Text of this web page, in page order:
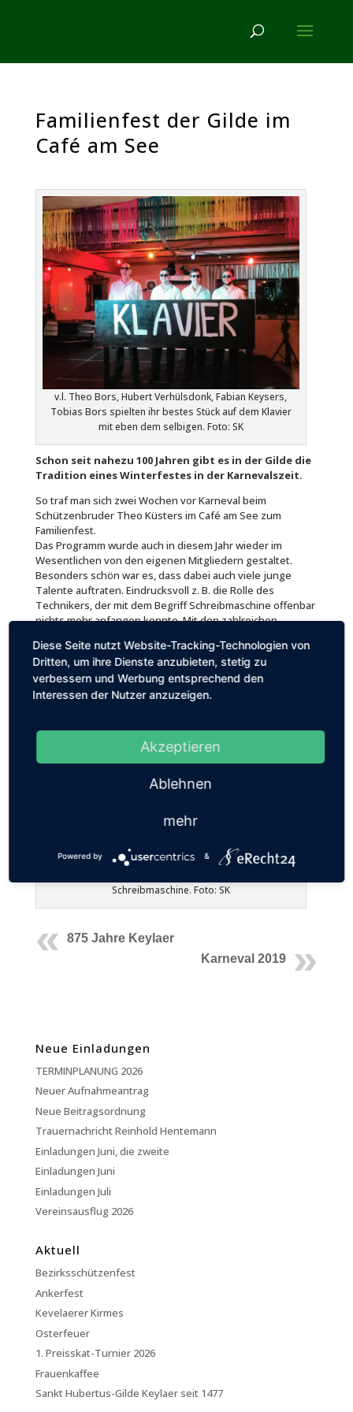
Familienfest der Gilde im
Café am See
v.l. Theo Bors, Hubert Verhülsdonk, Fabian Keysers,
Tobias Bors spielten ihr bestes Stück auf dem Klavier
mit eben dem selbigen. Foto: SK
Schon seit nahezu 100 Jahren gibt es in der Gilde die
Tradition eines Winterfestes in der Karnevalszeit.
So traf man sich zwei Wochen vor Karneval beim
Schützenbruder Theo Küsters im Café am See zum
Familienfest.
Das Programm wurde auch in diesem Jahr wieder im
Wesentlichen von den eigenen Mitgliedern gestaltet.
Besonders schön war es, dass dabei auch viele junge
Talente auftraten. Ein­drucksvoll z. B. die Rolle des
Technikers, der mit dem Begriff Schreibmaschine offenbar
nichts mehr anfangen konnte. Mit den zahlreichen
Louis Hiep mit seiner Mutter Stephanie mit einem
Schreibmaschine. Foto: SK
875 Jahre Keylaer
Karneval 2019
Neue Einladungen
TERMINPLANUNG 2026
Neuer Aufnahmeantrag
Neue Beitragsordnung
Trauernachricht Reinhold Hentemann
Einladungen Juni, die zweite
Einladungen Juni
Einladungen Juli
Vereinsausflug 2026
Aktuell
Bezirksschützenfest
Ankerfest
Kevelaerer Kirmes
Osterfeuer
1. Preisskat-Turnier 2026
Frauenkaffee
Sankt Hubertus-Gilde Keylaer seit 1477
Diese Seite nutzt Website-Tracking-Technologien von
Dritten, um ihre Dienste anzubieten, stetig zu
verbessern und Werbung entsprechend den
Interessen der Nutzer anzuzeigen.
Akzeptieren
Ablehnen
mehr
Powered by &